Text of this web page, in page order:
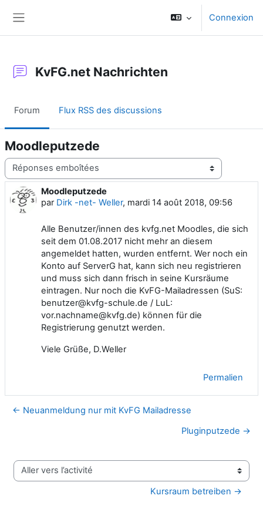
Connexion
KvFG.net Nachrichten
Forum Flux RSS des discussions
Moodleputzede
Type d’affichage
Moodleputzede
par Dirk -net- Weller, mardi 14 août 2018, 09:56
Nombre de réponses : 0
Alle Benutzer/innen des kvfg.net Moodles, die sich
seit dem 01.08.2017 nicht mehr an diesem
angemeldet hatten, wurden entfernt. Wer noch ein
Konto auf ServerG hat, kann sich neu registrieren
und muss sich dann frisch in seine Kursräume
eintragen. Nur noch die KvFG-Mailadressen (SuS:
benutzer@kvfg-schule.de / LuL:
vor.nachname@kvfg.de) können für die
Registrierung genutzt werden.
Viele Grüße, D.Weller
Permalien
← Neuanmeldung nur mit KvFG Mailadresse
Pluginputzede →
Aller vers l’activité
Kursraum betreiben →